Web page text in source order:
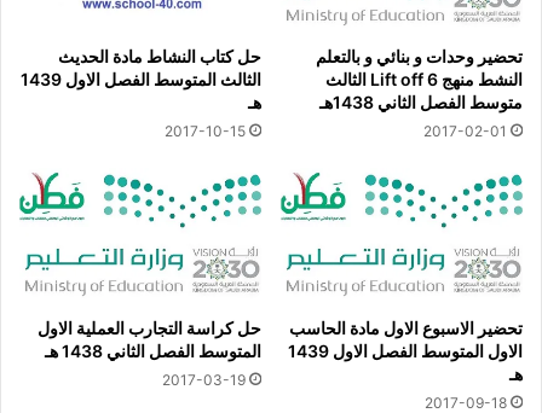
تحضير وحدات و بنائي و بالتعلم
النشط منهج Lift off 6 الثالث
متوسط الفصل الثاني 1438هـ
2017-02-01
حل كتاب النشاط مادة الحديث
الثالث المتوسط الفصل الاول 1439
هـ
2017-10-15
تحضير الاسبوع الاول مادة الحاسب
الاول المتوسط الفصل الاول 1439
هـ
2017-09-18
حل كراسة التجارب العملية الاول
المتوسط الفصل الثاني 1438 هـ
2017-03-19